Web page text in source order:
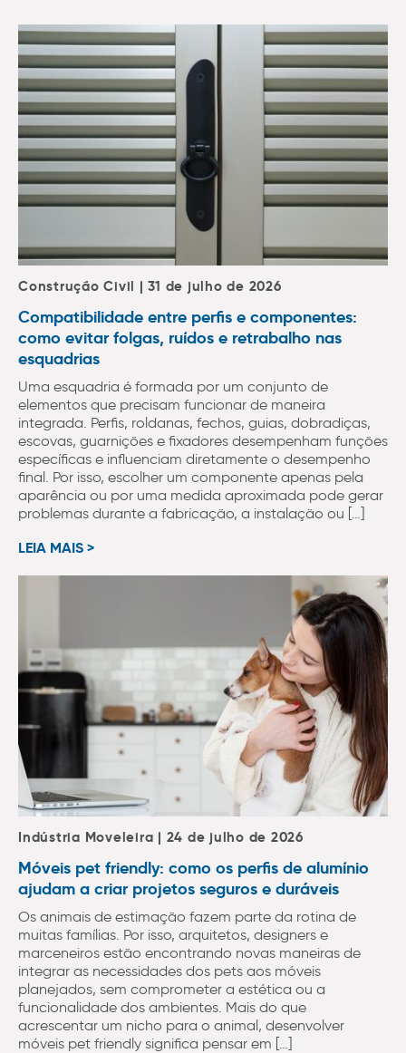
Construção Civil | 31 de julho de 2026
Compatibilidade entre perfis e componentes:
como evitar folgas, ruídos e retrabalho nas
esquadrias
Uma esquadria é formada por um conjunto de
elementos que precisam funcionar de maneira
integrada. Perfis, roldanas, fechos, guias, dobradiças,
escovas, guarnições e fixadores desempenham funções
específicas e influenciam diretamente o desempenho
final. Por isso, escolher um componente apenas pela
aparência ou por uma medida aproximada pode gerar
problemas durante a fabricação, a instalação ou […]
LEIA MAIS >
Indústria Moveleira | 24 de julho de 2026
Móveis pet friendly: como os perfis de alumínio
ajudam a criar projetos seguros e duráveis
Os animais de estimação fazem parte da rotina de
muitas famílias. Por isso, arquitetos, designers e
marceneiros estão encontrando novas maneiras de
integrar as necessidades dos pets aos móveis
planejados, sem comprometer a estética ou a
funcionalidade dos ambientes. Mais do que
acrescentar um nicho para o animal, desenvolver
móveis pet friendly significa pensar em […]